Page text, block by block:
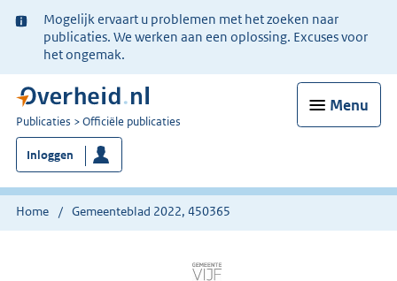
Ter
informatie:
Mogelijk ervaart u problemen met het zoeken naar
publicaties. We werken aan een oplossing. Excuses voor
het ongemak.
Menu
U
bent
nu
hier:
Publicaties Officiële publicaties
Inloggen
Home Gemeenteblad 2022, 450365